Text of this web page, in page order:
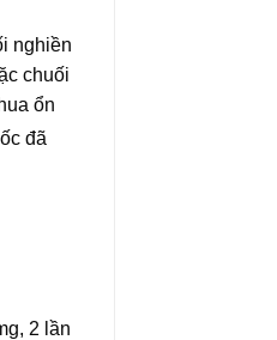
nghiền
chuối
ổn
đã
2 lần